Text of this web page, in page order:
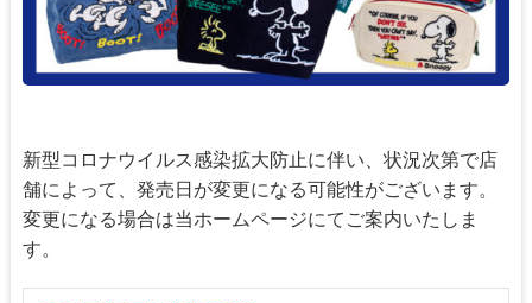
新型コロナウイルス感染拡大防止に伴い、状況次第で店
舗によって、発売日が変更になる可能性がございます。
変更になる場合は当ホームページにてご案内いたしま
す。